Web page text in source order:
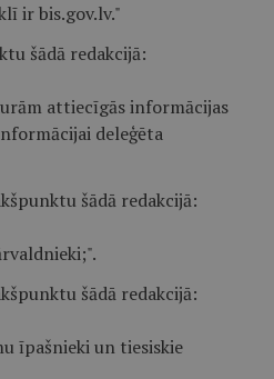
ir bis.gov.lv."
šādā redakcijā:
attiecīgās informācijas
deleģēta
šādā redakcijā:
šādā redakcijā:
īpašnieki un tiesiskie